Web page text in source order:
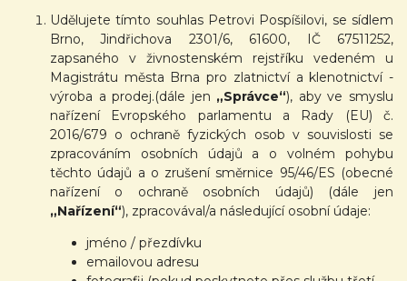
Udělujete tímto souhlas Petrovi Pospíšilovi, se sídlem
Brno, Jindřichova 2301/6, 61600, IČ 67511252,
zapsaného v živnostenském rejstříku vedeném u
Magistrátu města Brna pro zlatnictví a klenotnictví -
výroba a prodej.(dále jen „Správce“), aby ve smyslu
nařízení Evropského parlamentu a Rady (EU) č.
2016/679 o ochraně fyzických osob v souvislosti se
zpracováním osobních údajů a o volném pohybu
těchto údajů a o zrušení směrnice 95/46/ES (obecné
nařízení o ochraně osobních údajů) (dále jen
„Nařízení“), zpracovával/a následující osobní údaje:
jméno / přezdívku
emailovou adresu